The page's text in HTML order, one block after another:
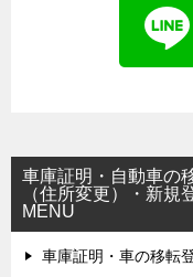
車庫証明・自動車の
（住所変更）・新規
MENU
車庫証明・車の移転